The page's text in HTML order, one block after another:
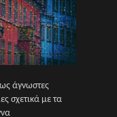
άγνωστες
σχετικά με τα